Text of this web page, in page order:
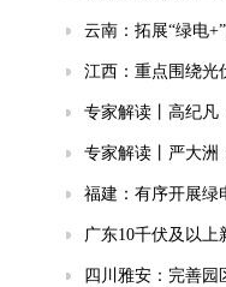
云南：拓展“绿电
江西：重点围绕光伏
专家解读丨高纪凡：光伏
专家解读丨严大洲：
福建：有序开展绿
广东10千伏及以上新
四川雅安：完善园区绿色低碳